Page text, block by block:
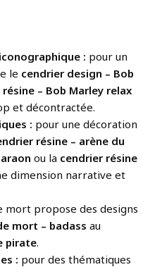
: pour un
le cendrier design – Bob
– Bob Marley relax
et décontractée.
: pour une décoration
résine – arène du
ou la cendrier résine
dimension narrative et
mort propose des designs
mort – badass au
pirate.
: pour des thématiques